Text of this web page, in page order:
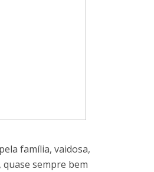
família, vaidosa,
sempre bem